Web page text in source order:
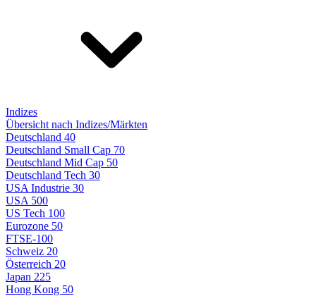
Indizes
Übersicht nach Indizes/Märkten
Deutschland 40
Deutschland Small Cap 70
Deutschland Mid Cap 50
Deutschland Tech 30
USA Industrie 30
USA 500
US Tech 100
Eurozone 50
FTSE-100
Schweiz 20
Österreich 20
Japan 225
Hong Kong 50